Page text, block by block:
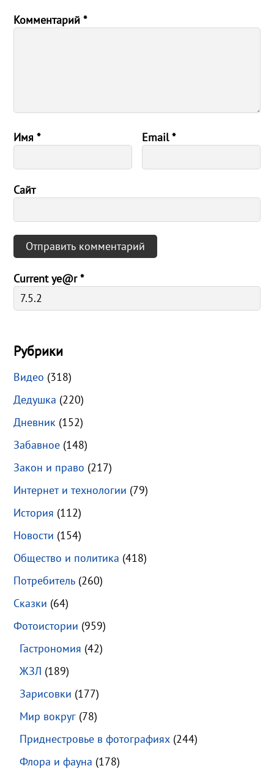
Комментарий*
Имя* Email*
Сайт
Current ye@r*
Рубрики
Видео (318)
Дедушка (220)
Дневник (152)
Забавное (148)
Закон и право (217)
Интернет и технологии (79)
История (112)
Новости (154)
Общество и политика (418)
Потребитель (260)
Сказки (64)
Фотоистории (959)
Гастрономия (42)
ЖЗЛ (189)
Зарисовки (177)
Мир вокруг (78)
Приднестровье в фотографиях (244)
Флора и фауна (178)